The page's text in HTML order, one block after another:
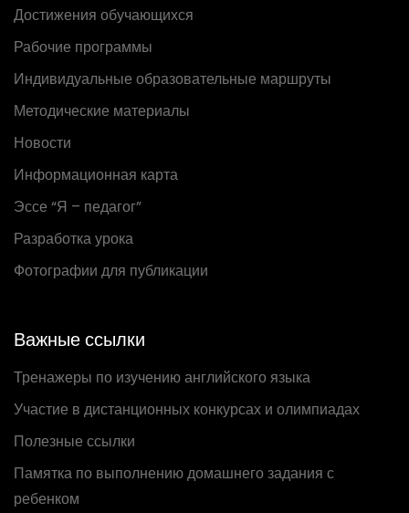
Достижения обучающихся
Рабочие программы
Индивидуальные образовательные маршруты
Методические материалы
Новости
Информационная карта
Эссе “Я – педагог”
Разработка урока
Фотографии для публикации
Важные ссылки
Тренажеры по изучению английского языка
Участие в дистанционных конкурсах и олимпиадах
Полезные ссылки
Памятка по выполнению домашнего задания с
ребенком